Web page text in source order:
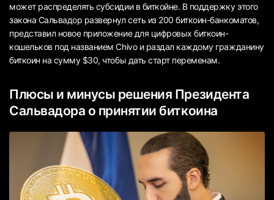
может распределять субсидии в биткойне. В поддержку этого
закона Сальвадор развернул сеть из 200 биткоин-банкоматов,
представил новое приложение для цифровых биткоин-
кошельков под названием Chivo и раздал каждому гражданину
биткоин на сумму $30, чтобы дать старт переменам.
Плюсы и минусы решения Президента
Cальвадора о принятии биткоина